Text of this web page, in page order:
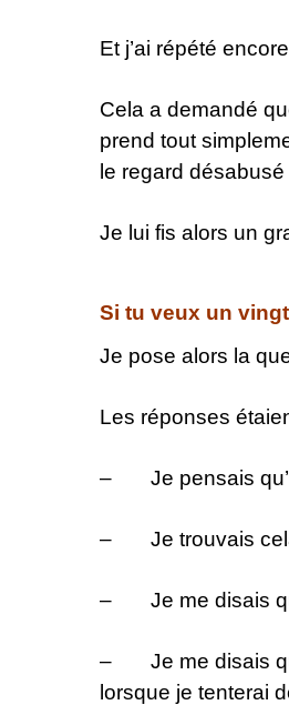
Et j’ai répété
Cela a demandé
prend tout
le regard
Je lui fis alors un
Si tu veux un
Je pose alors la
Les réponses
– Je pensais
– Je trouvais
– Je me disais
– Je me disais que
lorsque je tenterai